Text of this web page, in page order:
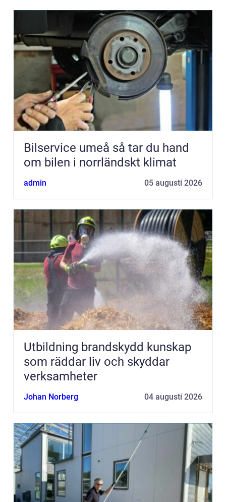
Bilservice umeå så tar du hand
om bilen i norrländskt klimat
admin 05 augusti 2026
Utbildning brandskydd kunskap
som räddar liv och skyddar
verksamheter
Johan Norberg 04 augusti 2026